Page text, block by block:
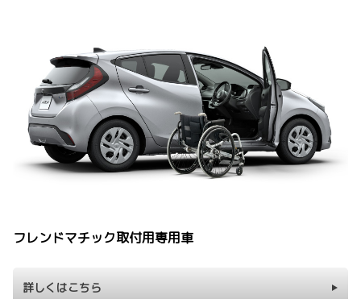
フレンドマチック取付用専用車
詳しくはこちら